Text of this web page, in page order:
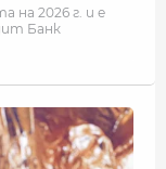
на 2026 г. и е
Банк